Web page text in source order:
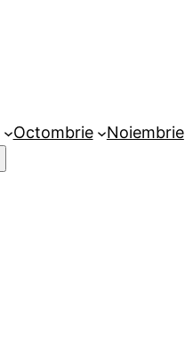
Octombrie Noiembrie